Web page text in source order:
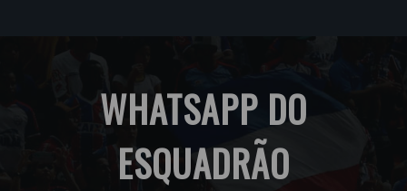
WHATSAPP DO
ESQUADRÃO